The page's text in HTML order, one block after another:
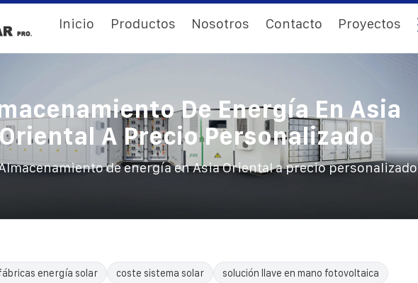
Inicio Productos Nosotros Contacto Proyectos
De Energía En Asia
A Precio Personalizado
de energía en Asia Oriental a precio personalizado
energía solar coste sistema solar
solución llave en mano fotovoltaica